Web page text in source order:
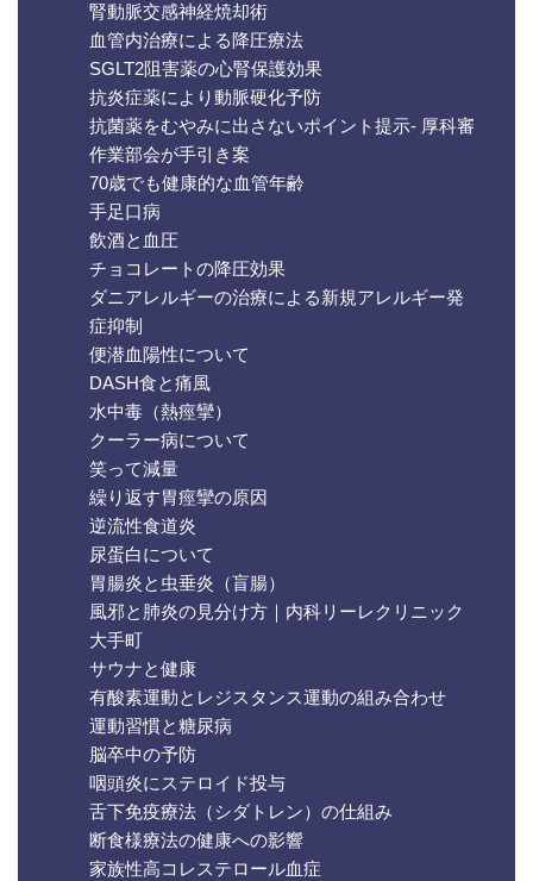
腎動脈交感神経焼却術
血管内治療による降圧療法
SGLT2阻害薬の心腎保護効果
抗炎症薬により動脈硬化予防
抗菌薬をむやみに出さないポイント提示- 厚科審
作業部会が手引き案
70歳でも健康的な血管年齢
手足口病
飲酒と血圧
チョコレートの降圧効果
ダニアレルギーの治療による新規アレルギー発
症抑制
便潜血陽性について
DASH食と痛風
水中毒（熱痙攣）
クーラー病について
笑って減量
繰り返す胃痙攣の原因
逆流性食道炎
尿蛋白について
胃腸炎と虫垂炎（盲腸）
風邪と肺炎の見分け方｜内科リーレクリニック
大手町
サウナと健康
有酸素運動とレジスタンス運動の組み合わせ
運動習慣と糖尿病
脳卒中の予防
咽頭炎にステロイド投与
舌下免疫療法（シダトレン）の仕組み
断食様療法の健康への影響
家族性高コレステロール血症